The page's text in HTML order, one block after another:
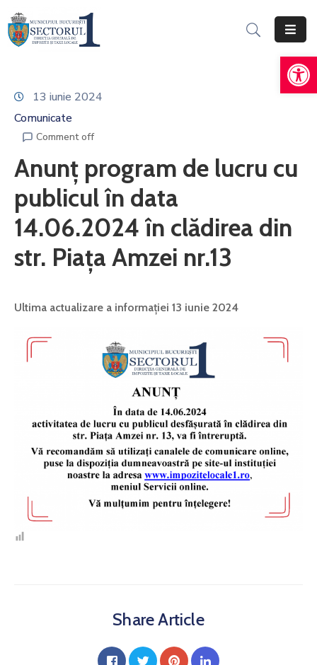
Generale
Servicii
Persoane
Fizice
Persoane
Juridice
Taxe
Amenzi
Contact
13 iunie 2024
Comunicate
Comment off
Anunț program de lucru cu
publicul în data
14.06.2024 în clădirea din
str. Piața Amzei nr.13
Ultima actualizare a informației 13 iunie 2024
Share Article